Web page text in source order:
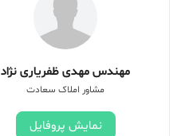
مهندس مهدی ظفریاری نژاد
مشاور املاک سعادت
نمایش پروفایل